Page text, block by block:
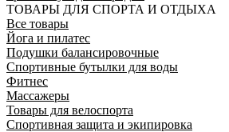
ТОВАРЫ ДЛЯ СПОРТА И ОТДЫХА
Все товары
Йога и пилатес
Подушки балансировочные
Спортивные бутылки для воды
Фитнес
Массажеры
Товары для велоспорта
Спортивная защита и экипировка